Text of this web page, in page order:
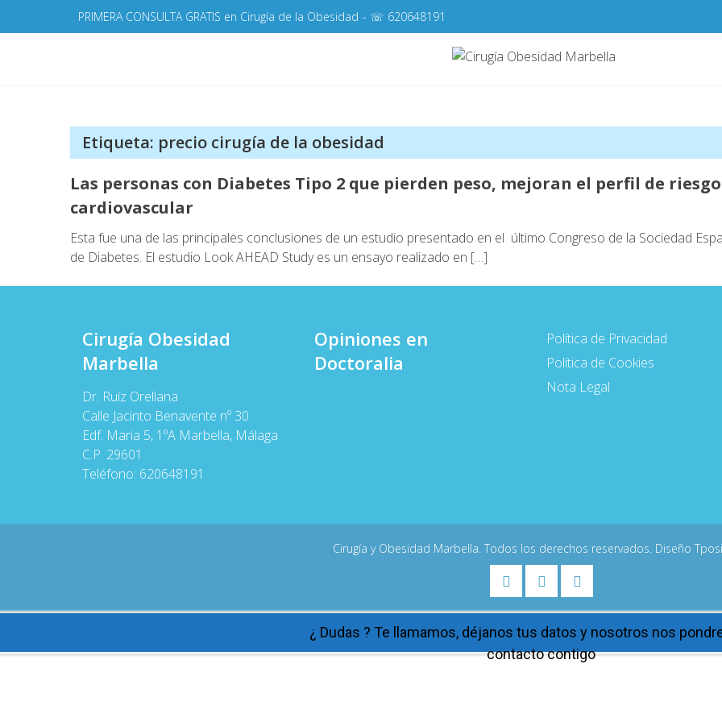
PRIMERA CONSULTA GRATIS en Cirugía de la Obesidad - ☏ 620648191
Etiqueta: precio cirugía de la obesidad
Las personas con Diabetes Tipo 2 que pierden peso, mejoran el perfil de riesgo
cardiovascular
Esta fue una de las principales conclusiones de un estudio presentado en el último Congreso de la Sociedad
de Diabetes. El estudio Look AHEAD Study es un ensayo realizado en […]
Cirugía Obesidad
Marbella
Dr. Ruíz Orellana
Calle Jacinto Benavente nº 30
Edf. Maria 5, 1ºA Marbella, Málaga
C.P. 29601
Teléfono: 620648191
Opiniones en
Doctoralia
Política de Privacidad
Política de Cookies
Nota Legal
Cirugía y Obesidad Marbella. Todos los derechos reservados. Diseño
¿ Dudas ? Te llamamos, déjanos tus datos y nosotros nos
contacto contigo